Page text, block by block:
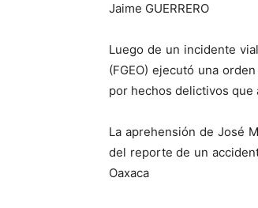
Jaime GUERRERO
Luego de un incidente
(FGEO) ejecutó una
por hechos delictivos que
La aprehensión de José
del reporte de un
Oaxaca